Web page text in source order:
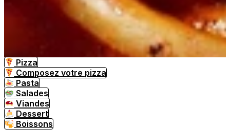
Pizza
Composez votre pizza
Pasta
Salades
Viandes
Dessert
Boissons